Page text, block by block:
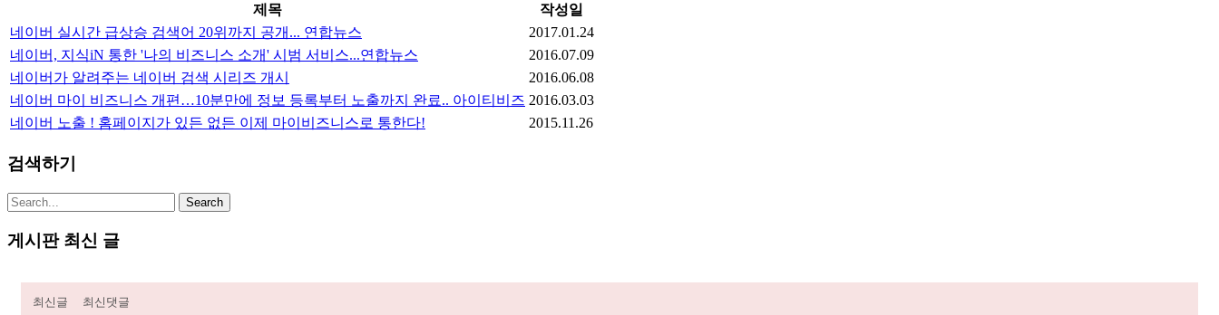
제목
작성일
네이버 실시간 급상승 검색어 20위까지 공개... 연합뉴스
2017.01.24
네이버, 지식iN 통한 '나의 비즈니스 소개' 시범 서비스...연합뉴스
2016.07.09
네이버가 알려주는 네이버 검색 시리즈 개시
2016.06.08
네이버 마이 비즈니스 개편…10분만에 정보 등록부터 노출까지 완료.. 아이티비즈 2016.03.03
네이버 노출 ! 홈페이지가 있든 없든 이제 마이비즈니스로 통한다!
2015.11.26
검색하기
게시판 최신 글
최신글 최신댓글